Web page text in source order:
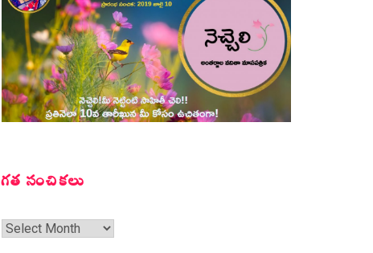
గత సంచికలు
గత